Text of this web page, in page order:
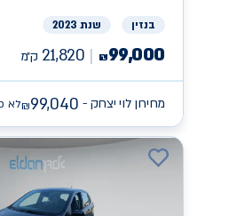
בנזין שנת 2023
₪99,000
21,820 ק״מ
מחירון לוי יצחק - ₪99,040 לא